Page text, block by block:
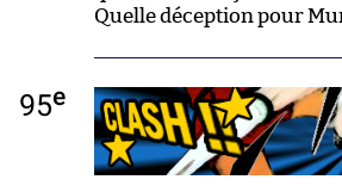
Quelle déception pour
95e